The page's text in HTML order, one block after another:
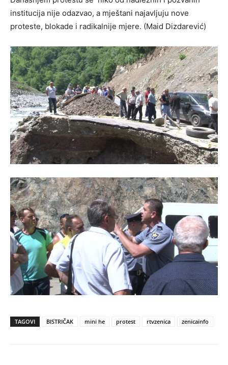
institucija nije odazvao, a mještani najavljuju nove
proteste, blokade i radikalnije mjere. (Maid Dizdarević)
TAGOVI BISTRIČAK mini he protest rtvzenica zenicainfo